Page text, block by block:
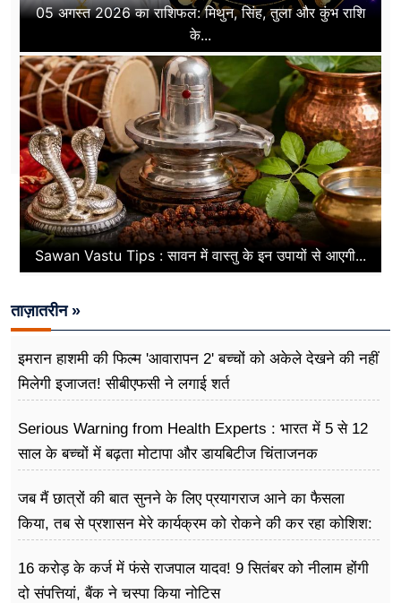
05 अगस्त 2026 का राशिफल: मिथुन, सिंह, तुला और कुंभ राशि
के...
Sawan Vastu Tips : सावन में वास्तु के इन उपायों से आएगी...
ताज़ातरीन »
इमरान हाशमी की फिल्म 'आवारापन 2' बच्चों को अकेले देखने की नहीं
मिलेगी इजाजत! सीबीएफसी ने लगाई शर्त
Serious Warning from Health Experts : भारत में 5 से 12
साल के बच्चों में बढ़ता मोटापा और डायबिटीज चिंताजनक
जब मैं छात्रों की बात सुनने के लिए प्रयागराज आने का फैसला
किया, तब से प्रशासन मेरे कार्यक्रम को रोकने की कर रहा कोशिश:
16 करोड़ के कर्ज में फंसे राजपाल यादव! 9 सितंबर को नीलाम होंगी
दो संपत्तियां, बैंक ने चस्पा किया नोटिस